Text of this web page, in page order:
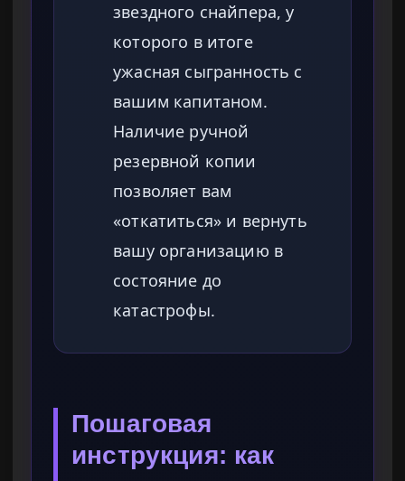
звездного снайпера, у
которого в итоге
ужасная сыгранность с
вашим капитаном.
Наличие ручной
резервной копии
позволяет вам
«откатиться» и вернуть
вашу организацию в
состояние до
катастрофы.
Пошаговая
инструкция: как